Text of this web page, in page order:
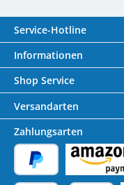
Service-Hotline
Informationen
Shop Service
Versandarten
Zahlungsarten
PayPal Amazon Pay